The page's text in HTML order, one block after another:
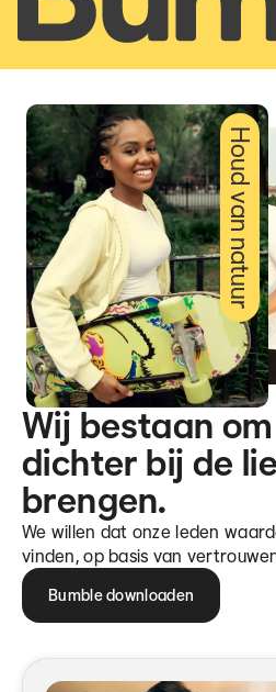
Wij bestaan
dichter bij de
brengen.
We willen dat onze leden
vinden, op basis van
Bumble downloaden
Houd van natuur